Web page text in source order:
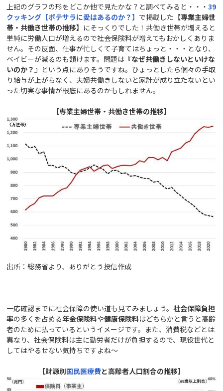
上記のグラフの形をどこか他で見たかな？と調べてみると・・・39
クッキング【ポテサラに愛はあるのか？】 で掲載した 【専業主婦世
帯・共働き世帯の推移】 にそっくりでした！共働き世帯が増えると
単純に労働人口が増えるので社会保険料が増えてもおかしくありま
せん。その反面、仕事が忙しくて子育てはちょっと・・・となり、
ベイビーが減るのも頷けます。問題は 『なぜ共働きしないといけな
いのか？』 という点にありそうですね。ひょっとしたら個々の手取
り給与が上がらなく、夫婦共働きしないと家計が成り立たないとい
った切実な事情が根底にあるのかもしれません。
【専業主婦世帯・共働き世帯の推移】
出所：総務省より、ありがとう投信作成
一応確認までに社会保障の使い道も見てみましょう。社会保障負担
率の多くを占める年金保険料や健康保険料はどちらかと言うと高齢
者のために払っているというイメージです。また、消費税などとは
異なり、社会保険料は主に勤労者だけが負担するので、現役世代と
してはやるせない気持ちですよね～
【財源別国民医療費と高齢者人口割合の推移】